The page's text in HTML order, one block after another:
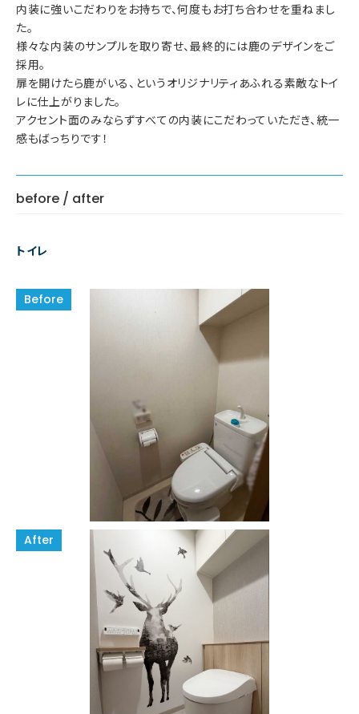
内装に強いこだわりをお持ちで、何度もお打ち合わせを重ねまし
た。
様々な内装のサンプルを取り寄せ、最終的には鹿のデザインをご
採用。
扉を開けたら鹿がいる、というオリジナリティあふれる素敵なトイ
レに仕上がりました。
アクセント面のみならずすべての内装にこだわっていただき、統一
感もばっちりです！
before / after
トイレ